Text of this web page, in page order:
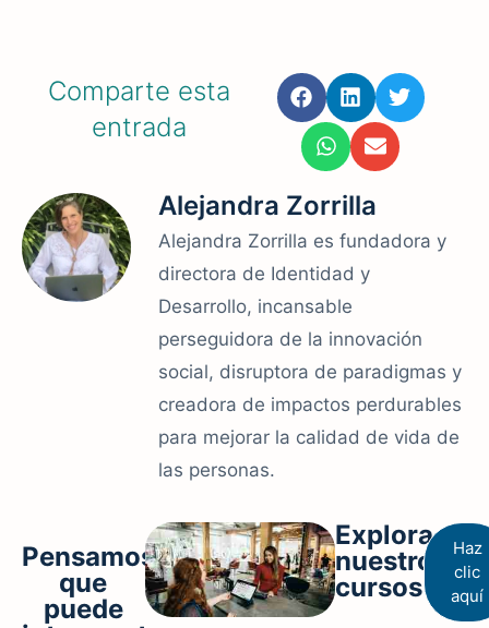
Pensamos
que
puede
Explora
nuestros
cursos
Haz
clic
aquí
Comparte esta
entrada
Alejandra Zorrilla
Alejandra Zorrilla es fundadora y
directora de Identidad y
Desarrollo, incansable
perseguidora de la innovación
social, disruptora de paradigmas y
creadora de impactos perdurables
para mejorar la calidad de vida de
las personas.